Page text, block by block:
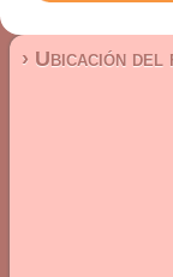
› Ubicación